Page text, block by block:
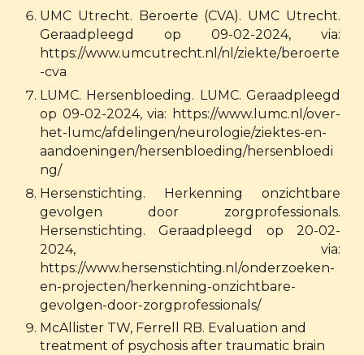
UMC Utrecht. Beroerte (CVA). UMC Utrecht.
Geraadpleegd op 09-02-2024, via:
https://www.umcutrecht.nl/nl/ziekte/beroerte
-cva
LUMC. Hersenbloeding. LUMC. Geraadpleegd
op 09-02-2024, via: https://www.lumc.nl/over-
het-lumc/afdelingen/neurologie/ziektes-en-
aandoeningen/hersenbloeding/hersenbloedi
ng/
Hersenstichting. Herkenning onzichtbare
gevolgen door zorgprofessionals.
Hersenstichting. Geraadpleegd op 20-02-
2024, via:
https://www.hersenstichting.nl/onderzoeken-
en-projecten/herkenning-onzichtbare-
gevolgen-door-zorgprofessionals/
McAllister TW, Ferrell RB. Evaluation and
treatment of psychosis after traumatic brain